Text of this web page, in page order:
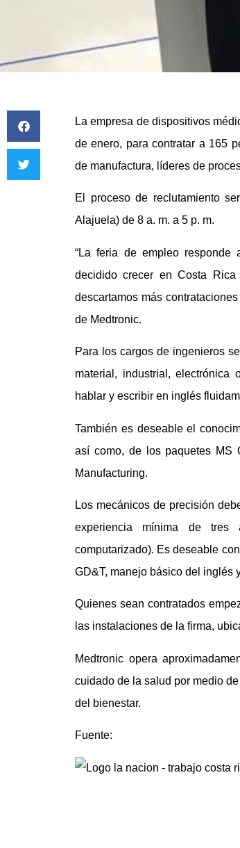
La empresa de dispositivos
de enero, para contratar a 165
de manufactura, líderes de
El proceso de reclutamiento
Alajuela) de 8 a. m. a 5 p. m.
“La feria de empleo
decidido crecer en Costa
descartamos más
de Medtronic.
Para los cargos de ingenieros
material, industrial, electrónica
hablar y escribir en inglés
También es deseable el
así como, de los paquetes MS
Manufacturing.
Los mecánicos de precisión
experiencia mínima de tres
computarizado). Es deseable
GD&T, manejo básico del inglés
Quienes sean contratados
las instalaciones de la firma,
Medtronic opera
cuidado de la salud por medio
del bienestar.
Fuente: